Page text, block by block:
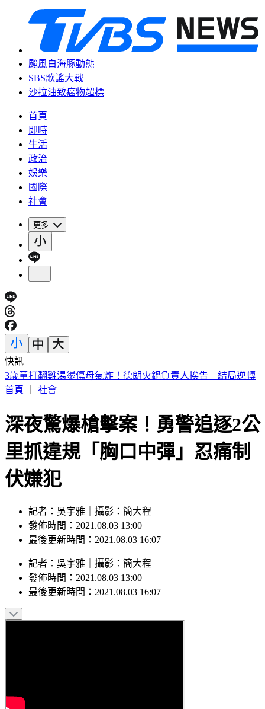
颱風白海豚動態
SBS歌謠大戰
沙拉油致癌物超標
首頁
即時
生活
政治
娛樂
國際
社會
更多
快訊
關公聖誕祈福眉角注意！這兩供品勿上神桌、職業拜對業績狂
飆
深夜驚爆槍擊案！勇警追逐2公
里抓違規「胸口中彈」忍痛制
伏嫌犯
記者：吳宇雅｜攝影：簡大程
發佈時間：2021.08.03 13:00
記者：吳宇雅｜ 攝影：簡大程
發佈時間：2021.08.03 13:00